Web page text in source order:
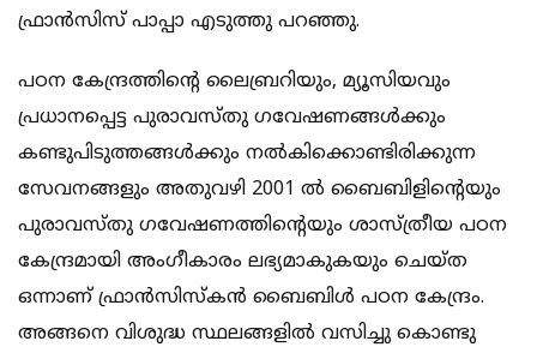
ഫ്രാൻസിസ് പാപ്പാ എടുത്തു പറഞ്ഞു.
പഠന കേന്ദ്രത്തിന്റെ ലൈബ്രറിയും, മ്യൂസിയവും
പ്രധാനപ്പെട്ട പുരാവസ്തു ഗവേഷണങ്ങൾക്കും
കണ്ടുപിടുത്തങ്ങൾക്കും നൽകിക്കൊണ്ടിരിക്കുന്ന
സേവനങ്ങളും അതുവഴി 2001 ൽ ബൈബിളിന്റെയും
പുരാവസ്തു ഗവേഷണത്തിന്റെയും ശാസ്ത്രീയ പഠന
കേന്ദ്രമായി അംഗീകാരം ലഭ്യമാകുകയും ചെയ്ത
ഒന്നാണ് ഫ്രാൻസിസ്കൻ ബൈബിൾ പഠന കേന്ദ്രം.
അങ്ങനെ വിശുദ്ധ സ്ഥലങ്ങളിൽ വസിച്ചു കൊണ്ടു